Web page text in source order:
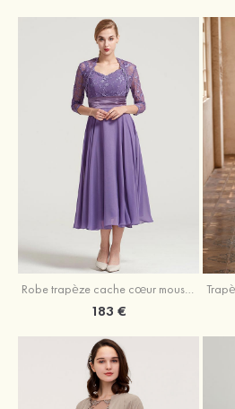
Robe trapèze cache cœur mousseline longueur mollet robe de mère de la mariée avec plissé veste
183 €